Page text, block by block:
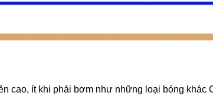
cao, ít khi phải bơm như những loại bóng khác